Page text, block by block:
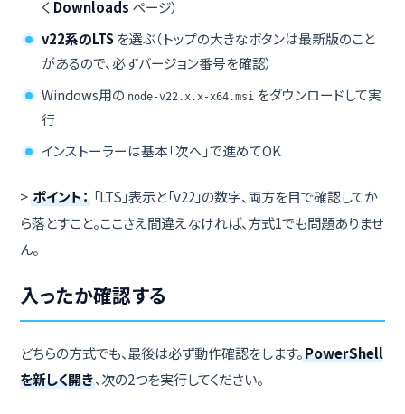
く Downloads ページ）
v22系のLTSを選ぶ（トップの大きなボタンは最新版のこと
があるので、必ずバージョン番号を確認）
Windows用の node-v22.x.x-x64.msi をダウンロードして実
行
インストーラーは基本「次へ」で進めてOK
>ポイント： 「LTS」表示と「v22」の数字、両方を目で確認してか
ら落とすこと。ここさえ間違えなければ、方式1でも問題ありませ
ん。
入ったか確認する
どちらの方式でも、最後は必ず動作確認をします。PowerShell
を新しく開き、次の2つを実行してください。